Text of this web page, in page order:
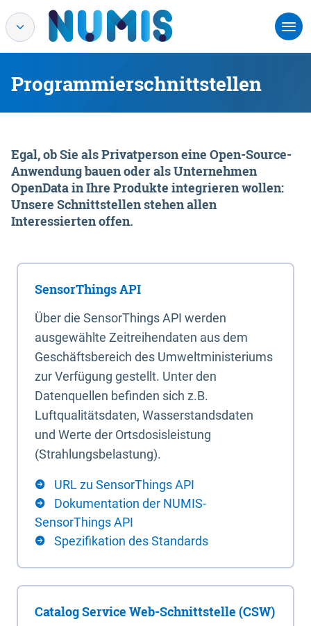
Programmierschnittstellen
Egal, ob Sie als Privatperson eine Open-Source-
Anwendung bauen oder als Unternehmen
OpenData in Ihre Produkte integrieren wollen:
Unsere Schnittstellen stehen allen
Interessierten offen.
SensorThings API
Über die SensorThings API werden
ausgewählte Zeitreihendaten aus dem
Geschäftsbereich des Umweltministeriums
zur Verfügung gestellt. Unter den
Datenquellen befinden sich z.B.
Luftqualitätsdaten, Wasserstandsdaten
und Werte der Ortsdosisleistung
(Strahlungsbelastung).
URL zu SensorThings API
Dokumentation der NUMIS-
SensorThings API
Spezifikation des Standards
Catalog Service Web-Schnittstelle (CSW)